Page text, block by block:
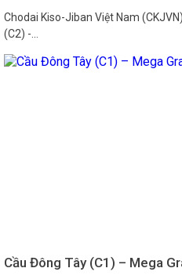
Chodai Kiso-Jiban Việt Nam
(C2) -…
Cầu Đông Tây (C1) – Mega